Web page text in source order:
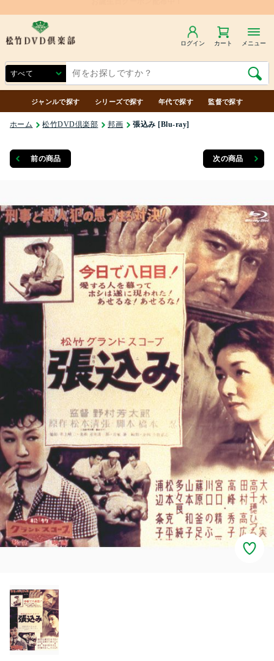
ログイン カート メニュー
ジャンルで探す シリーズで探す 年代で探す 監督で探す
ホーム 松竹DVD倶楽部 邦画 張込み [Blu-ray]
前の商品 次の商品